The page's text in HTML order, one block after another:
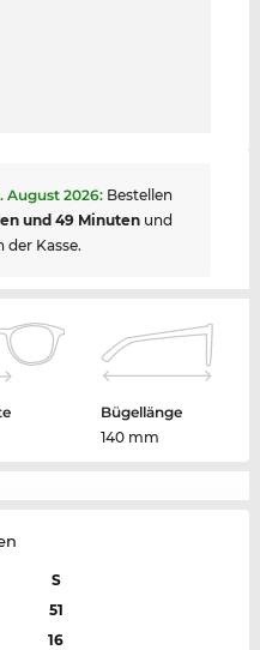
August 2026: Bestellen
und 49 Minutenund
der Kasse.
Bügellänge
140 mm
S
51
16